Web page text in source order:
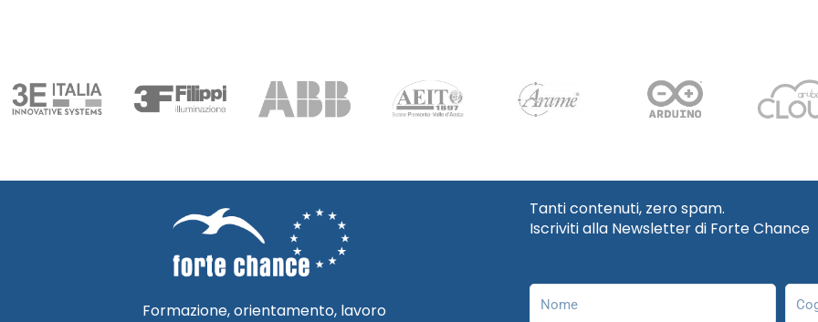
Formazione, orientamento, lavoro
Tanti contenuti, zero spam.
Iscriviti alla Newsletter di Forte Chance